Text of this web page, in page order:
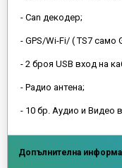
- Can декодер;
- GPS/Wi-Fi/ ( TS7 само
- 2 броя USB вход на
- Радио антена;
- 10 бр. Аудио и Видео
Допълнителна